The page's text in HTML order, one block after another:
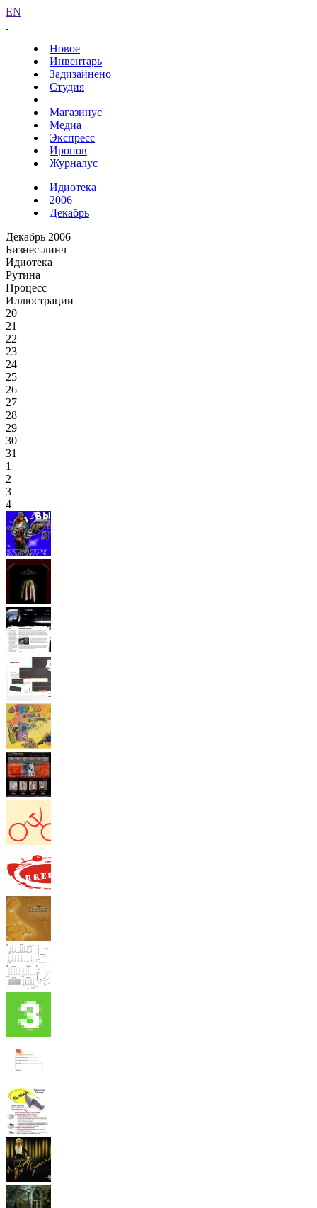
EN
Новое
Инвентарь
Задизайнено
Студия
Магазинус
Медиа
Экспресс
Иронов
Журналус
Идиотека
2006
Декабрь
Декабрь 2006
Бизнес-линч
Идиотека
Рутина
Процесс
Иллюстрации
20
21
22
23
24
25
26
27
28
29
30
31
1
2
3
4